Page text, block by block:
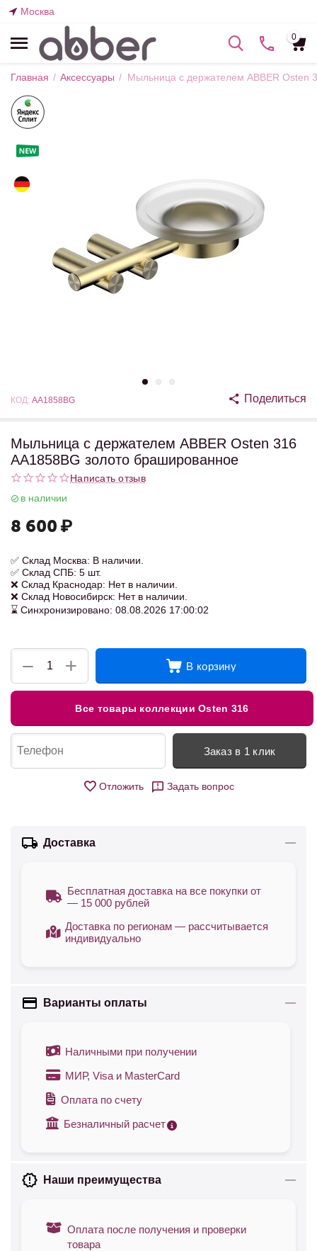
Москва
0
Главная / Аксессуары / Мыльница с держателем ABBER Osten
КОД: AA1858BG Поделиться
Мыльница с держателем ABBER Osten 316
AA1858BG золото брашированное
Написать отзыв
в наличии
8 600 ₽
✅ Склад Москва: В наличии.
✅ Склад СПБ: 5 шт.
❌ Склад Краснодар: Нет в наличии.
❌ Склад Новосибирск: Нет в наличии.
⌛ Синхронизировано: 08.08.2026 17:00:02
+
− В корзину
Все товары коллекции Osten 316
Заказ в 1 клик
Отложить Задать вопрос
Доставка
Бесплатная доставка на все покупки от
— 15 000 рублей
Доставка по регионам — рассчитывается
индивидуально
Варианты оплаты
Наличными при получении
МИР, Visa и MasterCard
Оплата по счету
Безналичный расчет
Наши преимущества
Оплата после получения и проверки
товара